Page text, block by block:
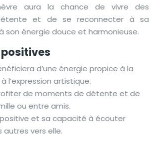
aura la chance de vivre des
et de se reconnecter à sa
son énergie douce et harmonieuse.
d’une énergie propice à la
l’expression artistique.
de moments de détente et de
ou entre amis.
et sa capacité à écouter
vers elle.